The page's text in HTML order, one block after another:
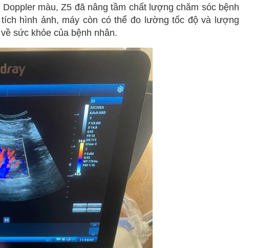
màu, Z5 đã nâng tầm chất lượng chăm sóc bệnh
hình ảnh, máy còn có thể đo lường tốc độ và lượng
sức khỏe của bệnh nhân.